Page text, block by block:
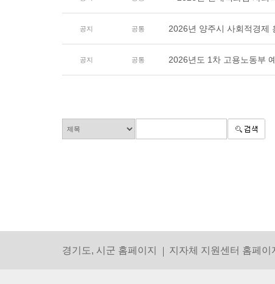
공지 공통 2026년 양주시 사회적경제
공지 공통 2026년도 1차 고용노동부
경기도, 시군 홈페이지 지자체 지원센터 홈페이